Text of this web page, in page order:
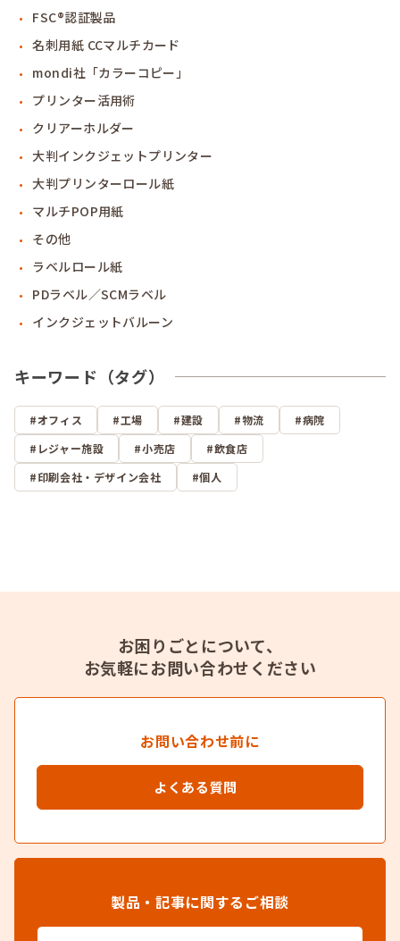
FSC®認証製品
名刺用紙 CCマルチカード
mondi社「カラーコピー」
プリンター活用術
クリアーホルダー
大判インクジェットプリンター
大判プリンターロール紙
マルチPOP用紙
その他
ラベルロール紙
PDラベル／SCMラベル
インクジェットバルーン
キーワード（タグ）
オフィス 工場 建設 物流
病院
レジャー施設
小売店
飲食店
印刷会社・デザイン会社
個人
お困りごとについて、
お気軽にお問い合わせください
お問い合わせ前に
よくある質問
製品・記事に関するご相談